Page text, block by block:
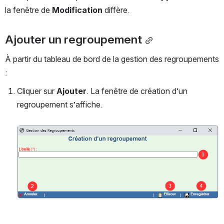
la fenêtre de Modification diffère.
Ajouter un regroupement
À partir du tableau de bord de la gestion des regroupements
:
Cliquer sur Ajouter. La fenêtre de création d’un
regroupement s’affiche.
Ouvrir